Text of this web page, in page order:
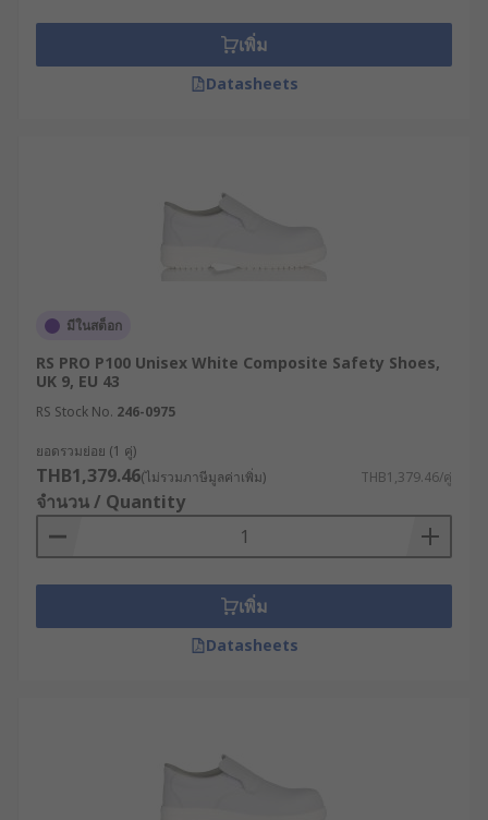
เพิ่ม
Datasheets
มีในสต็อก
RS PRO P100 Unisex White Composite Safety Shoes,
UK 9, EU 43
RS Stock No. 246-0975
ยอดรวมย่อย (1 คู่)
THB1,379.46(ไม่รวมภาษีมูลค่าเพิ่ม) THB1,379.46/คู่
จำนวน / Quantity
เพิ่ม
Datasheets